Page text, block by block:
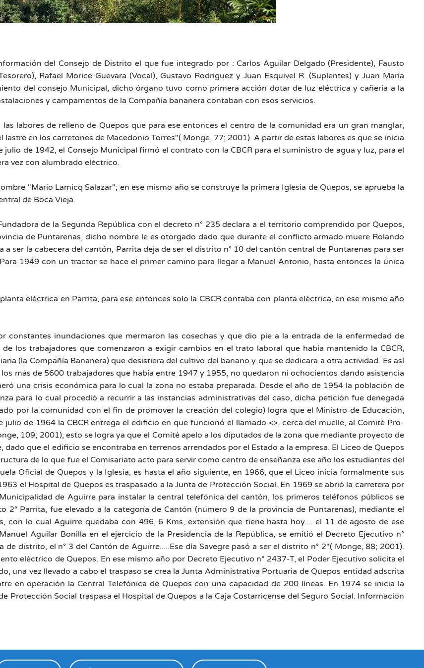
del Consejo de Distrito el que fue integrado por : Carlos Aguilar Delgado (Presidente), Fausto
Rafael Morice Guevara (Vocal), Gustavo Rodríguez y Juan Esquivel R. (Suplentes) y Juan María
del consejo Municipal, dicho órgano tuvo como primera acción dotar de luz eléctrica y cañería a la
y campamentos de la Compañía bananera contaban con esos servicios.
labores de relleno de Quepos que para ese entonces el centro de la comunidad era un gran manglar,
en los carretones de Macedonio Torres"( Monge, 77; 2001). A partir de estas labores es que se inicia
de 1942, el Consejo Municipal firmó el contrato con la CBCR para el suministro de agua y luz, para el
vez con alumbrado eléctrico.
"Mario Lamicq Salazar"; en ese mismo año se construye la primera Iglesia de Quepos, se aprueba la
de Boca Vieja.
de la Segunda República con el decreto n° 235 declara a el territorio comprendido por Quepos,
de Puntarenas, dicho nombre le es otorgado dado que durante el conflicto armado muere Rolando
ser la cabecera del cantón, Parrita deja de ser el distrito n° 10 del cantón central de Puntarenas para ser
1949 con un tractor se hace el primer camino para llegar a Manuel Antonio, hasta entonces la única
eléctrica en Parrita, para ese entonces solo la CBCR contaba con planta eléctrica, en ese mismo año
constantes inundaciones que mermaron las cosechas y que dio pie a la entrada de la enfermedad de
los trabajadores que comenzaron a exigir cambios en el trato laboral que había mantenido la CBCR,
(la Compañía Bananera) que desistiera del cultivo del banano y que se dedicara a otra actividad. Es así
más de 5600 trabajadores que había entre 1947 y 1955, no quedaron ni ochocientos dando asistencia
una crisis económica para lo cual la zona no estaba preparada. Desde el año de 1954 la población de
para lo cual procedió a recurrir a las instancias administrativas del caso, dicha petición fue denegada
por la comunidad con el fin de promover la creación del colegio) logra que el Ministro de Educación,
de 1964 la CBCR entrega el edificio en que funcionó el llamado <>, cerca del muelle, al Comité Pro-
109; 2001), esto se logra ya que el Comité apelo a los diputados de la zona que mediante proyecto de
que el edificio se encontraba en terrenos arrendados por el Estado a la empresa. El Liceo de Quepos
de lo que fue el Comisariato acto para servir como centro de enseñanza ese año los estudiantes del
Oficial de Quepos y la Iglesia, es hasta el año siguiente, en 1966, que el Liceo inicia formalmente sus
el Hospital de Quepos es traspasado a la Junta de Protección Social. En 1969 se abrió la carretera por
de Aguirre para instalar la central telefónica del cantón, los primeros teléfonos públicos se
Parrita, fue elevado a la categoría de Cantón (número 9 de la provincia de Puntarenas), mediante el
con lo cual Aguirre quedaba con 496, 6 Kms, extensión que tiene hasta hoy.... el 11 de agosto de ese
Aguilar Bonilla en el ejercicio de la Presidencia de la República, se emitió el Decreto Ejecutivo n°
distrito, el n° 3 del Cantón de Aguirre.....Ese día Savegre pasó a ser el distrito n° 2"( Monge, 88; 2001).
eléctrico de Quepos. En ese mismo año por Decreto Ejecutivo n° 2437-T, el Poder Ejecutivo solicita el
una vez llevado a cabo el traspaso se crea la Junta Administrativa Portuaria de Quepos entidad adscrita
en operación la Central Telefónica de Quepos con una capacidad de 200 líneas. En 1974 se inicia la
Protección Social traspasa el Hospital de Quepos a la Caja Costarricense del Seguro Social. Información